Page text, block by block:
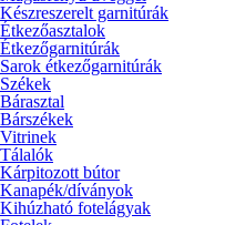
Készreszerelt garnitúrák
Étkezőasztalok
Étkezőgarnitúrák
Sarok étkezőgarnitúrák
Székek
Bárasztal
Bárszékek
Vitrinek
Tálalók
Kárpitozott bútor
Kanapék/díványok
Kihúzható fotelágyak